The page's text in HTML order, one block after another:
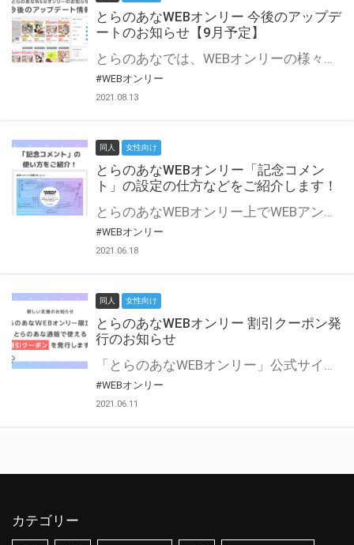
とらのあなWEBオンリー 今後のアップデ
ートのお知らせ【9月予定】
とらのあなでは、WEBオンリーの様々な支援を実施しています。 今回は2021年9月に実装を予定しているアップデート情報についてご紹介いたします。 とらのあなWEBオンリーサイトはこちら
#WEBオンリー
2021.08.13
同人 女性向け
とらのあなWEBオンリー「記念コメン
ト」の設定の仕方などをご紹介します！
とらのあなWEBオンリー上でWEBアンソロジーが作成できる「記念コメント」について、その使い方や作成手順を解説します！ 支援タイプを「サークル参加型」「サークル参加型・マルシェ(イベント会場)機能付き」でお申し込みいただいている主催者様はぜひご活用ください♪ とらのあなWEBオンリーサイトはこちら
#WEBオンリー
2021.06.18
同人 女性向け
とらのあなWEBオンリー 割引クーポン発
行のお知らせ
「とらのあなWEBオンリー」公式サイトでとらのあな通販の「割引クーポン」を配布中！ イベントごとに開催当日限定で使える割引クーポンのシリアルコードを発行します。 とらのあなWEBオンリーのページをチェックして、イベント当日にお得にお買い物を楽しみましょう♪ ※本キャンペーンは予告なく終了する場合がございます。 とらのあなWEBオンリーサイトはこちら
#WEBオンリー
2021.06.11
カテゴリー